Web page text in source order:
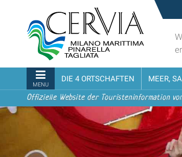
zur
Navigation
turistico
ufficiale
Cervia,
Milano
Marittima,
Pinarella,
Tagliata
MENU
DIE 4 ORTSCHAFTEN MEER,
Offizielle Website der Touristeninformation